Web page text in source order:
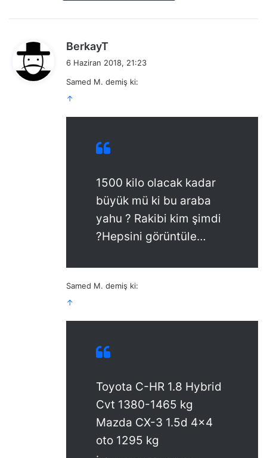
BerkayT
i
6 Haziran 2018, 21:23
Samed M. demiş ki:
↑
1500 kilo olacak kadar
büyük mü ki bu araba
yahu ? Rakibi kim şimdi
?Hepsini görüntüle…
Samed M. demiş ki:
↑
Toyota C-HR 1.8 Hybrid
Cvt 1380-1465 kg
Mazda CX-3 1.5d 4×4
oto 1295 kg